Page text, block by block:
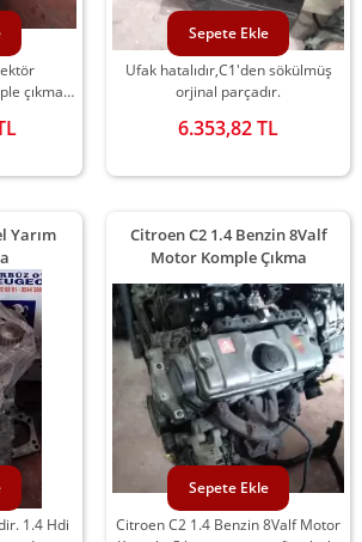
çıkma
Ufak hatalıdır,C1'den sökülmüş
orjinal parçadır.
6.353,82 TL
Sepete Ekle
Yarım
1.4 Hdi
Citroen C2 1.4 Benzin 8Valf
Motor Komple Çıkma
Citroen C2 1.4 Benzin 8Valf Motor
Sepete Ekle